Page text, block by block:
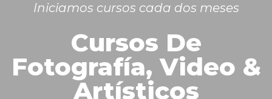
Iniciamos cursos cada dos meses
Cursos De
Fotografía, Video &
Artísticos